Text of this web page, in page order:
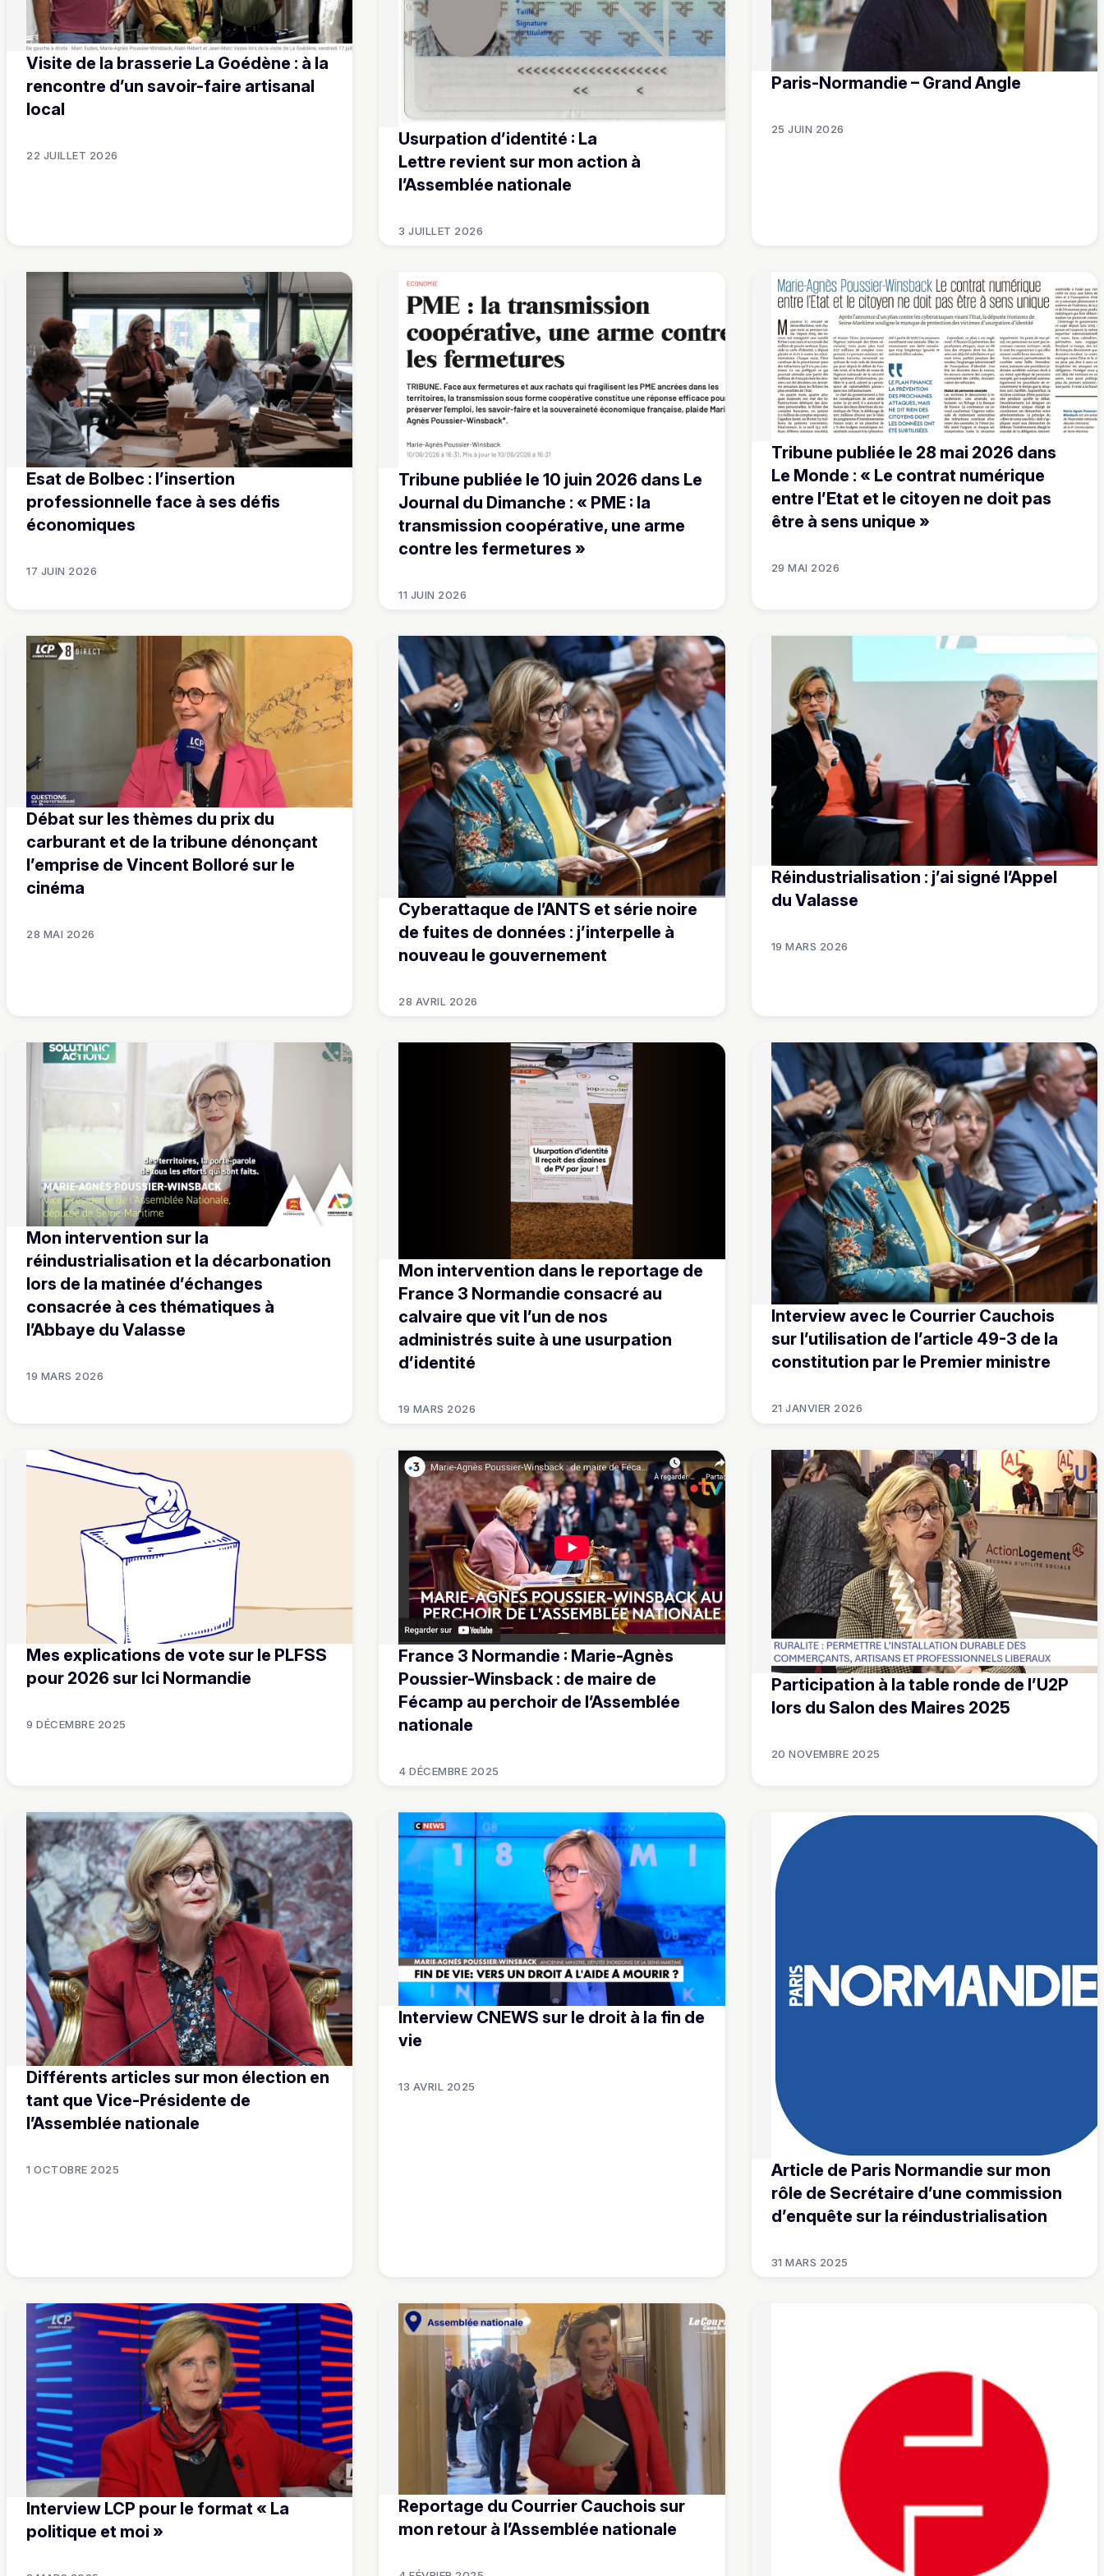
Visite de la brasserie La Goédène : à la
rencontre d’un savoir-faire artisanal
local
22 JUILLET 2026
Usurpation d’identité : La
Lettre revient sur mon action à
l’Assemblée nationale
3 JUILLET 2026
Paris-Normandie – Grand Angle
25 JUIN 2026
Esat de Bolbec : l’insertion
professionnelle face à ses défis
économiques
17 JUIN 2026
Tribune publiée le 10 juin 2026 dans Le
Journal du Dimanche : « PME : la
transmission coopérative, une arme
contre les fermetures »
11 JUIN 2026
Tribune publiée le 28 mai 2026 dans
Le Monde : « Le contrat numérique
entre l’Etat et le citoyen ne doit pas
être à sens unique »
29 MAI 2026
Débat sur les thèmes du prix du
carburant et de la tribune dénonçant
l’emprise de Vincent Bolloré sur le
cinéma
28 MAI 2026
Cyberattaque de l’ANTS et série noire
de fuites de données : j’interpelle à
nouveau le gouvernement
28 AVRIL 2026
Réindustrialisation : j’ai signé l’Appel
du Valasse
19 MARS 2026
Mon intervention sur la
réindustrialisation et la décarbonation
lors de la matinée d’échanges
consacrée à ces thématiques à
l’Abbaye du Valasse
19 MARS 2026
Mon intervention dans le reportage de
France 3 Normandie consacré au
calvaire que vit l’un de nos
administrés suite à une usurpation
d’identité
19 MARS 2026
Interview avec le Courrier Cauchois
sur l’utilisation de l’article 49-3 de la
constitution par le Premier ministre
21 JANVIER 2026
Mes explications de vote sur le PLFSS
pour 2026 sur Ici Normandie
9 DÉCEMBRE 2025
France 3 Normandie : Marie-Agnès
Poussier-Winsback : de maire de
Fécamp au perchoir de l’Assemblée
nationale
4 DÉCEMBRE 2025
Participation à la table ronde de l’U2P
lors du Salon des Maires 2025
20 NOVEMBRE 2025
Différents articles sur mon élection en
tant que Vice-Présidente de
l’Assemblée nationale
1 OCTOBRE 2025
Interview CNEWS sur le droit à la fin de
vie
13 AVRIL 2025
Article de Paris Normandie sur mon
rôle de Secrétaire d’une commission
d’enquête sur la réindustrialisation
31 MARS 2025
Interview LCP pour le format « La
politique et moi »
Reportage du Courrier Cauchois sur
mon retour à l’Assemblée nationale